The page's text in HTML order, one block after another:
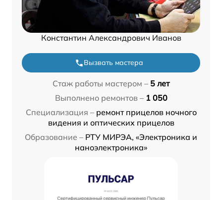
Константин Александрович Иванов
Вызвать мастера
Стаж работы мастером – 5 лет
Выполнено ремонтов – 1 050
Специализация – ремонт прицелов ночного
видения и оптических прицелов
Образование – РТУ МИРЭА, «Электроника и
наноэлектроника»